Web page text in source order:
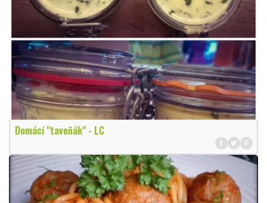
Domácí "taveňák" - LC